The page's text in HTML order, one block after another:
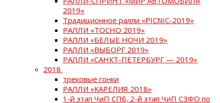
2019»
Традиционное ралли «PICNIC-2019»
РАЛЛИ «ТОСНО 2019»
РАЛЛИ «БЕЛЫЕ НОЧИ 2019»
РАЛЛИ «ВЫБОРГ 2019»
РАЛЛИ «САНКТ-ПЕТЕРБУРГ — 2019»
2018
трековые гонки
РАЛЛИ «КАРЕЛИЯ 2018»
1-й этап ЧиП СПб, 2-й этап ЧиП СЗФО по